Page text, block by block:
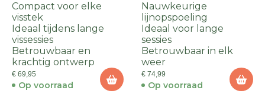
Compact voor elke
visstek
Ideaal tijdens lange
vissessies
Betrouwbaar en
krachtig ontwerp
€ 69,95
Op voorraad
Nauwkeurige
lijnopspoeling
Ideaal voor lange
sessies
Betrouwbaar in elk
weer
€ 74,99
Op voorraad